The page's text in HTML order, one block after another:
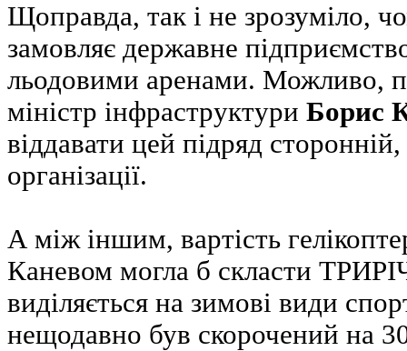
Щоправда, так і не зрозуміло,
замовляє державне
льодовими аренами. Можливо,
міністр інфраструктури Борис
віддавати цей підряд
організації.
А між іншим, вартість
Каневом могла б скласти
виділяється на зимові види
нещодавно був скорочений на